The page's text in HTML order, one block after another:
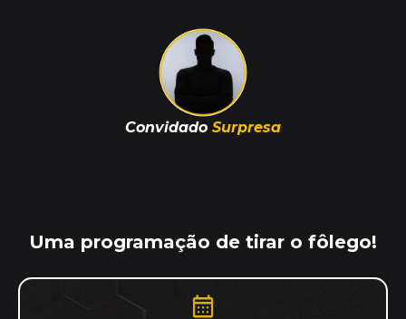
Convidado Surpresa
Uma programação de tirar o fôlego!